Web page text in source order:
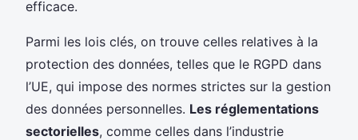
efficace.
Parmi les lois clés, on trouve celles relatives à la
protection des données, telles que le RGPD dans
l’UE, qui impose des normes strictes sur la gestion
des données personnelles. Les réglementations
sectorielles, comme celles dans l’industrie